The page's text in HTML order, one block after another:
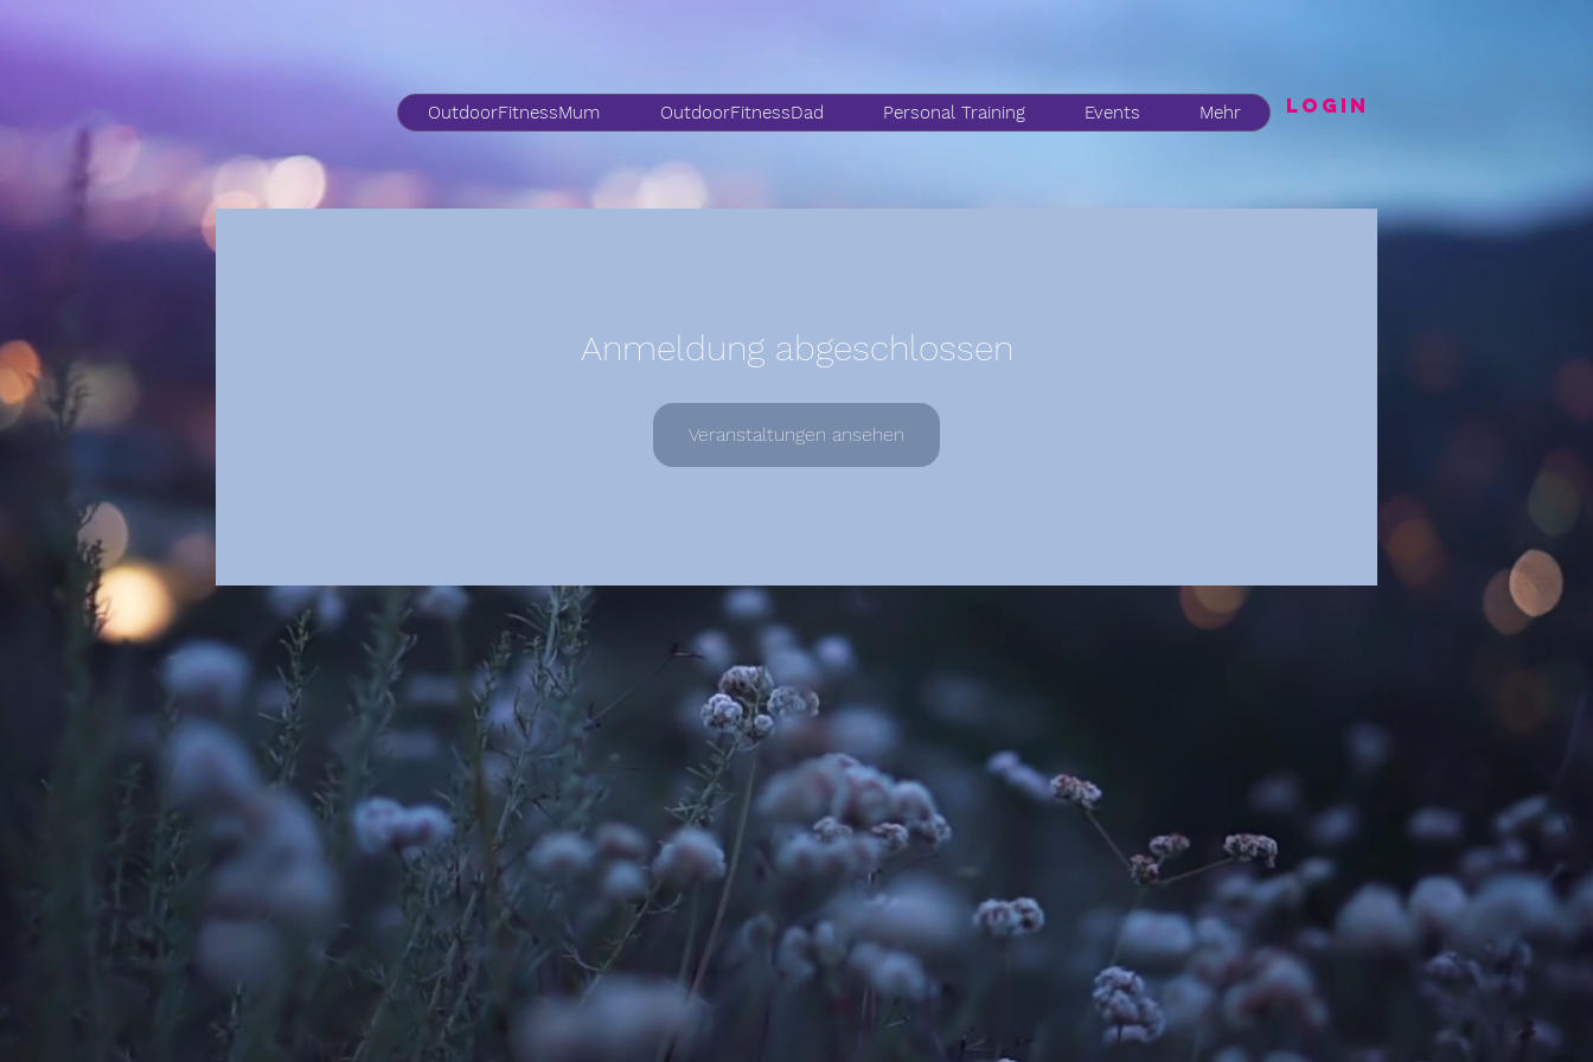
OutdoorFitnessMum OutdoorFitnessDad Personal Training Events Mehr LogIN
Anmeldung abgeschlossen
Veranstaltungen ansehen